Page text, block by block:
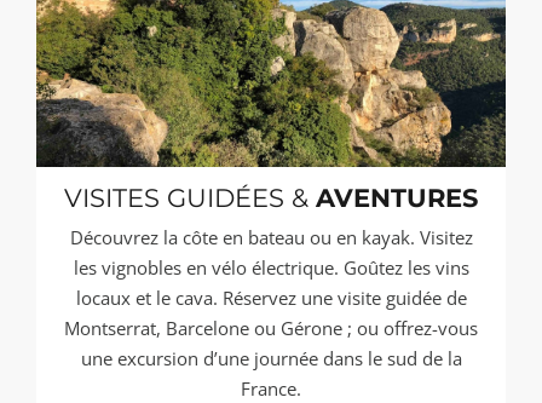
VISITES GUIDÉES & AVENTURES
Découvrez la côte en bateau ou en kayak. Visitez
les vignobles en vélo électrique. Goûtez les vins
locaux et le cava. Réservez une visite guidée de
Montserrat, Barcelone ou Gérone ; ou offrez-vous
une excursion d’une journée dans le sud de la
France.